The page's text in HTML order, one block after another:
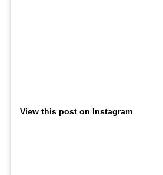
View this post on Instagram